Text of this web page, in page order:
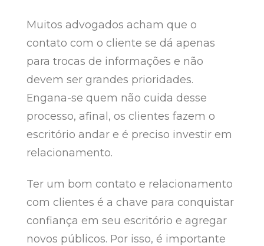
Muitos advogados acham que o
contato com o cliente se dá apenas
para trocas de informações e não
devem ser grandes prioridades.
Engana-se quem não cuida desse
processo, afinal, os clientes fazem o
escritório andar e é preciso investir em
relacionamento.
Ter um bom contato e relacionamento
com clientes é a chave para conquistar
confiança em seu escritório e agregar
novos públicos. Por isso, é importante